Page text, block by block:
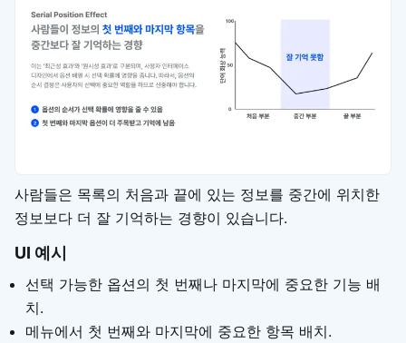
사람들은 목록의 처음과 끝에 있는 정보를 중간에 위치한
정보보다 더 잘 기억하는 경향이 있습니다.
UI 예시
선택 가능한 옵션의 첫 번째나 마지막에 중요한 기능 배
치.
메뉴에서 첫 번째와 마지막에 중요한 항목 배치.